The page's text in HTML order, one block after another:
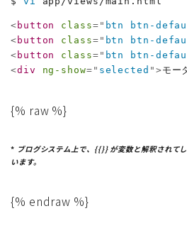
< button class= " btn btn-
< button class= " btn btn-
< button class= " btn btn-
<div ng-show= " selected " > モ
{% raw %}
* ブログシステム上で、{{}} が変数と解釈されて
います。
{% endraw %}